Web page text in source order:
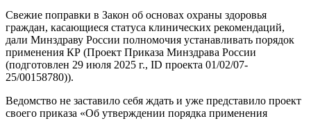
Свежие поправки в Закон об основах охраны здоровья
граждан, касающиеся статуса клинических рекомендаций,
дали Минздраву России полномочия устанавливать порядок
применения КР (Проект Приказа Минздрава России
(подготовлен 29 июля 2025 г., ID проекта 01/02/07-
25/00158780)).
Ведомство не заставило себя ждать и уже представило проект
своего приказа «Об утверждении порядка применения